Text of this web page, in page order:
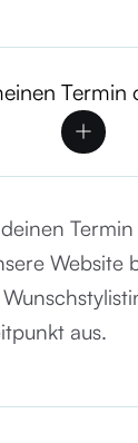
Termin
Website
aus.